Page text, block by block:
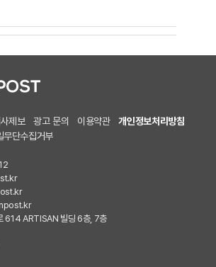
제보 광고 문의 이용약관
개인정보처리방침
무단수집거부
614 ARTISAN 빌딩 6층, 7층